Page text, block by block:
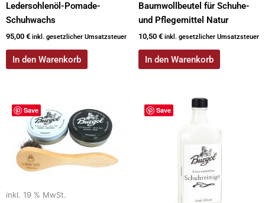
Ledersohlenöl-Pomade-
Schuhwachs
95,00 € inkl. gesetzlicher Umsatzsteuer
In den Warenkorb
Baumwollbeutel für Schuhe-
und Pflegemittel Natur
10,50 € inkl. gesetzlicher Umsatzsteuer
In den Warenkorb
Save
inkl. 19 % MwSt.
Save